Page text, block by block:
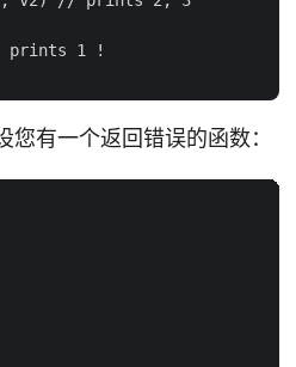
prints 1 !
有一个返回错误的函数：